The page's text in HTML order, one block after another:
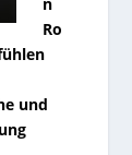
n
Ro
und